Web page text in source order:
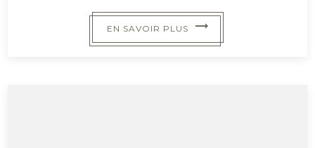
EN SAVOIR PLUS